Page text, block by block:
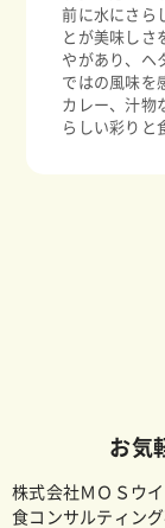
前に水にさら
とが美味しさ
やがあり、ヘ
ではの風味を
カレー、汁物
らしい彩りと
お気
株式会社ＭＯＳウ
食コンサルティン